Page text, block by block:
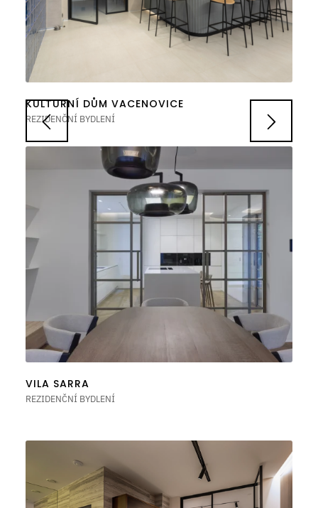
KULTURNÍ DŮM VACENOVICE
REZIDENČNÍ BYDLENÍ
VILA SARRA
REZIDENČNÍ BYDLENÍ